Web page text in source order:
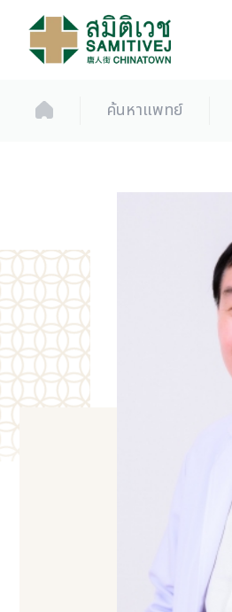
ค้นหาแพทย์